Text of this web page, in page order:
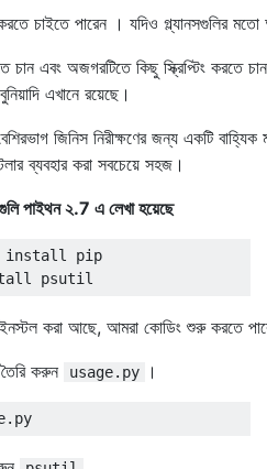
চাইতে পারেন । যদিও গ্ল্যানসগুলির
চান এবং অজগরটিতে কিছু স্ক্রিপ্টিং করতে
এখানে রয়েছে।
জিনিস নিরীক্ষণের জন্য একটি
ব্যবহার করা সবচেয়ে সহজ।
পাইথন ২.7 এ লেখা হয়েছে
install pip
করা আছে, আমরা কোডিং শুরু করতে
করুন
usage.py ।